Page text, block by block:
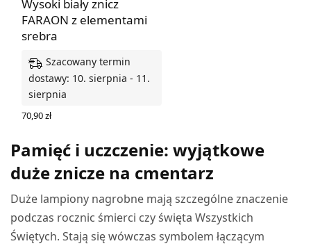
Wysoki biały znicz
FARAON z elementami
srebra
Szacowany termin
dostawy: 10. sierpnia - 11.
sierpnia
70,90zł
Pamięć i uczczenie: wyjątkowe
duże znicze na cmentarz
Duże lampiony nagrobne mają szczególne znaczenie
podczas rocznic śmierci czy święta Wszystkich
Świętych. Stają się wówczas symbolem łączącym